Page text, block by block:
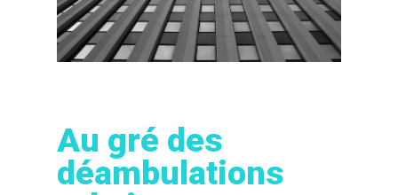
Au gré des
déambulations